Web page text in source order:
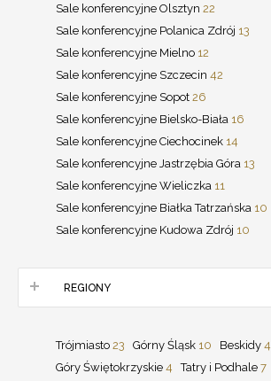
Sale konferencyjne Olsztyn 22
Sale konferencyjne Polanica Zdrój 13
Sale konferencyjne Mielno 12
Sale konferencyjne Szczecin 42
Sale konferencyjne Sopot 26
Sale konferencyjne Bielsko-Biała 16
Sale konferencyjne Ciechocinek 14
Sale konferencyjne Jastrzębia Góra 13
Sale konferencyjne Wieliczka 11
Sale konferencyjne Białka Tatrzańska 10
Sale konferencyjne Kudowa Zdrój 10
REGIONY
Trójmiasto 23 Górny Śląsk 10 Beskidy 4
Góry Świętokrzyskie 4 Tatry i Podhale 7